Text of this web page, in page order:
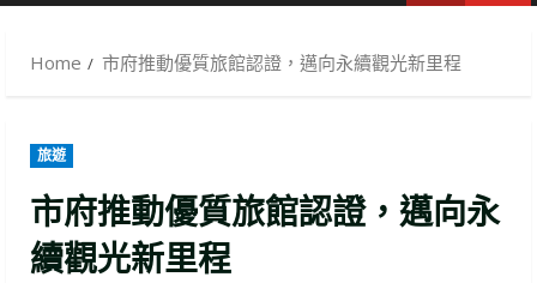
Home 市府推動優質旅館認證，邁向永續觀光新里程
旅遊
市府推動優質旅館認證，邁向永
續觀光新里程